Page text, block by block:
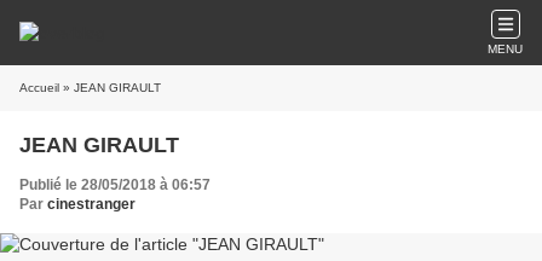
MENU
Accueil » JEAN GIRAULT
JEAN GIRAULT
Publié le 28/05/2018 à 06:57
Par cinestranger